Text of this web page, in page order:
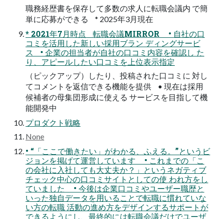
職務経歴書を保存して多数の求人に転職会議内 で簡
単に応募ができる * 2025年3月現在
* 2021年7月時点 転職会議MIRROR • 自社の口
コミを活用した新しい採用ブラン ディングサービ
ス • 企業の担当者が自社の口コミ内容を確認し た
り、アピールしたい口コミを上位表示指定
（ピックアップ）したり、投稿された口コミに 対し
てコメントを返信できる機能を提供 • 現在は採用
候補者の母集団形成に使える サービスを目指して機
能開発中
プロダクト戦略
None
• “「ここで働きたい」がわかる、ふえる。”というビ
ジョンを掲げて運営しています • これまでの「こ
の会社に入社しても大丈夫か？」というネガティブ
チェック中心の口コミサイトとしての使 われ方をし
ていました • 今後は企業口コミやユーザー職歴と
いった独自データを用いることで転職に慣れていな
い方の転職 活動の進め方をデザインするサポートが
できるようにし、最終的には転職会議だけでユーザ